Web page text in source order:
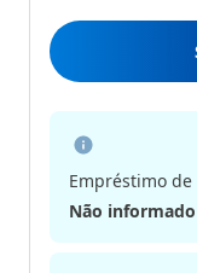
5
Estrelas
Empréstimo de
Não informado